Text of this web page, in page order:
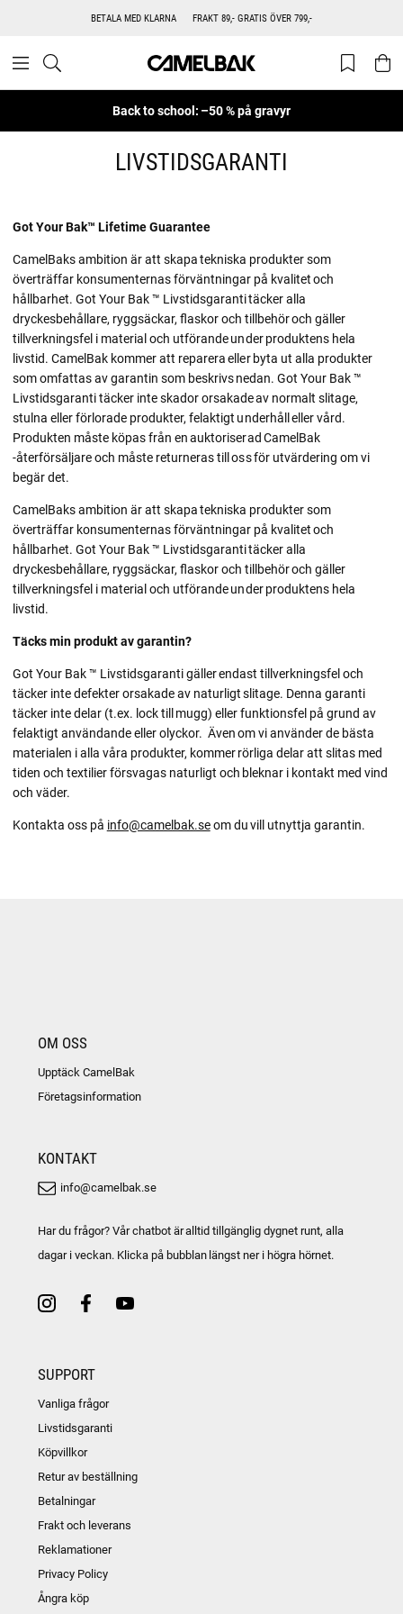
BETALA MED KLARNA FRAKT 89,- GRATIS ÖVER 799,-
Back to school: –50 % på gravyr
LIVSTIDSGARANTI
Got Your Bak™ Lifetime Guarantee
CamelBaks ambition är att skapa tekniska produkter som
överträffar konsumenternas förväntningar på kvalitet och
hållbarhet. Got Your Bak ™ Livstidsgaranti täcker alla
dryckesbehållare, ryggsäckar, flaskor och tillbehör och gäller
tillverkningsfel i material och utförande under produktens hela
livstid. CamelBak kommer att reparera eller byta ut alla produkter
som omfattas av garantin som beskrivs nedan. Got Your Bak ™
Livstidsgaranti täcker inte skador orsakade av normalt slitage,
stulna eller förlorade produkter, felaktigt underhåll eller vård.
Produkten måste köpas från en auktoriserad CamelBak
-återförsäljare och måste returneras till oss för utvärdering om vi
begär det.
CamelBaks ambition är att skapa tekniska produkter som
överträffar konsumenternas förväntningar på kvalitet och
hållbarhet. Got Your Bak ™ Livstidsgaranti täcker alla
dryckesbehållare, ryggsäckar, flaskor och tillbehör och gäller
tillverkningsfel i material och utförande under produktens hela
livstid.
Täcks min produkt av garantin?
Got Your Bak ™ Livstidsgaranti gäller endast tillverkningsfel och
täcker inte defekter orsakade av naturligt slitage. Denna garanti
täcker inte delar (t.ex. lock till mugg) eller funktionsfel på grund av
felaktigt användande eller olyckor. Även om vi använder de bästa
materialen i alla våra produkter, kommer rörliga delar att slitas med
tiden och textilier försvagas naturligt och bleknar i kontakt med vind
och väder.
Kontakta oss på info@camelbak.seom du vill utnyttja garantin.
OM OSS
Upptäck CamelBak
Företagsinformation
KONTAKT
info@camelbak.se
Har du frågor? Vår chatbot är alltid tillgänglig dygnet runt, alla
dagar i veckan. Klicka på bubblan längst ner i högra hörnet.
SUPPORT
Vanliga frågor
Livstidsgaranti
Köpvillkor
Retur av beställning
Betalningar
Frakt och leverans
Reklamationer
Privacy Policy
Ångra köp